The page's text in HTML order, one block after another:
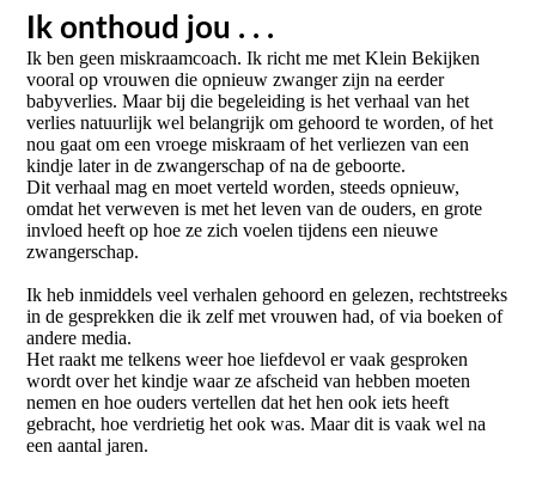
Ik onthoud jou . . .
Ik ben geen miskraamcoach. Ik richt me met Klein Bekijken
vooral op vrouwen die opnieuw zwanger zijn na eerder
babyverlies. Maar bij die begeleiding is het verhaal van het
verlies natuurlijk wel belangrijk om gehoord te worden, of het
nou gaat om een vroege miskraam of het verliezen van een
kindje later in de zwangerschap of na de geboorte.
Dit verhaal mag en moet verteld worden, steeds opnieuw,
omdat het verweven is met het leven van de ouders, en grote
invloed heeft op hoe ze zich voelen tijdens een nieuwe
zwangerschap.
Ik heb inmiddels veel verhalen gehoord en gelezen, rechtstreeks
in de gesprekken die ik zelf met vrouwen had, of via boeken of
andere media.
Het raakt me telkens weer hoe liefdevol er vaak gesproken
wordt over het kindje waar ze afscheid van hebben moeten
nemen en hoe ouders vertellen dat het hen ook iets heeft
gebracht, hoe verdrietig het ook was. Maar dit is vaak wel na
een aantal jaren.